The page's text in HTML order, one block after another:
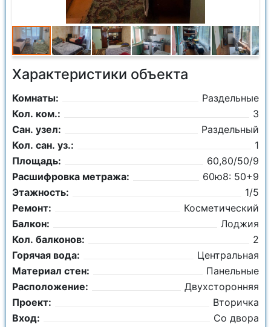
Характеристики объекта
Комнаты:
Раздельные
Кол. ком.:
3
Сан. узел:
Раздельный
Кол. сан. уз.:
1
Площадь:
60,80/50/9
Расшифровка метража:
60ю8: 50+9
Этажность:
1/5
Ремонт:
Косметический
Балкон:
Лоджия
Кол. балконов:
2
Горячая вода:
Центральная
Материал стен:
Панельные
Расположение:
Двухсторонняя
Проект:
Вторичка
Вход:
Со двора